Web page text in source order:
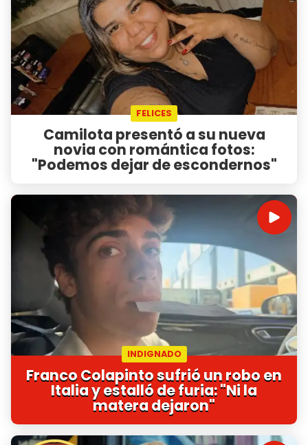
FELICES
Camilota presentó a su nueva
novia con romántica fotos:
"Podemos dejar de escondernos"
INDIGNADO
Franco Colapinto sufrió un robo en
Italia y estalló de furia: "Ni la
matera dejaron"